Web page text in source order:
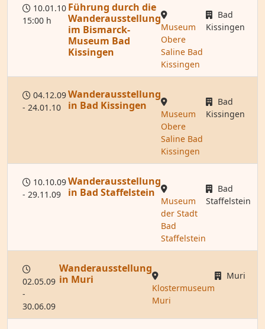
10.01.10
15:00 h
Führung durch die
Wanderausstellung
im Bismarck-
Museum Bad
Kissingen
Museum
Obere
Saline Bad
Kissingen
Bad
Kissingen
04.12.09
- 24.01.10
Wanderausstellung
in Bad Kissingen
Museum
Obere
Saline Bad
Kissingen
Bad
Kissingen
10.10.09
- 29.11.09
Wanderausstellung
in Bad Staffelstein
Museum
der Stadt
Bad
Staffelstein
Bad
Staffelstein
02.05.09
-
30.06.09
Wanderausstellung
in Muri
Klostermuseum
Muri
Muri